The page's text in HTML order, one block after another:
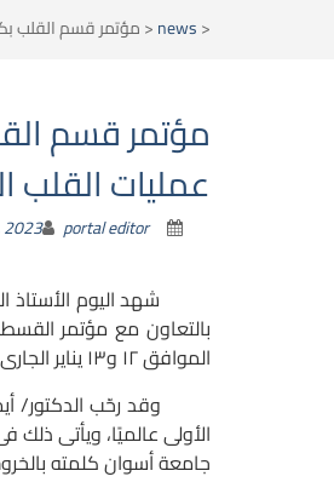
<
news
<مؤتمر قسم القلب
مؤتمر قسم
عمليات القلب
2023 portal editor
شهد اليوم الأستاذ
بالتعاون مع مؤتمر
الموافق ١٢ و١٣ يناير الجارى ٢٠٢٣ م.
وقد رحّب الدكتور/
الأولى عالميًا، ويأتى
جامعة أسوان كلمته